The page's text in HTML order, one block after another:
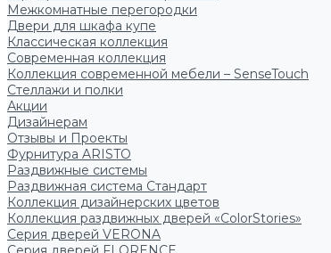
Межкомнатные перегородки
Двери для шкафа купе
Классическая коллекция
Современная коллекция
Коллекция современной мебели – SenseTouch
Стеллажи и полки
Акции
Дизайнерам
Отзывы и Проекты
Фурнитура ARISTO
Раздвижные системы
Раздвижная система Стандарт
Коллекция дизайнерских цветов
Коллекция раздвижных дверей «ColorStories»
Серия дверей VERONA